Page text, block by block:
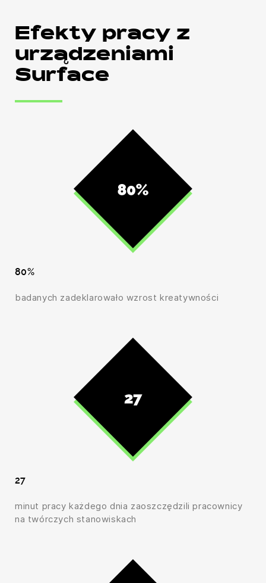
Efekty pracy z
urządzeniami
Surface
80%
badanych zadeklarowało wzrost kreatywności
27
minut pracy każdego dnia zaoszczędzili pracownicy
na twórczych stanowiskach